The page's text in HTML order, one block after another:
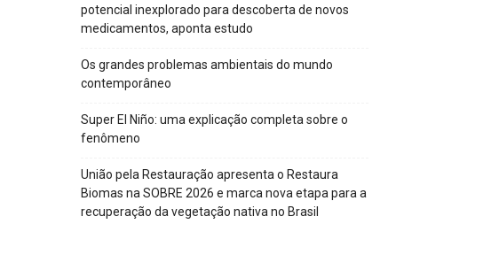
potencial inexplorado para descoberta de novos
medicamentos, aponta estudo
Os grandes problemas ambientais do mundo
contemporâneo
Super El Niño: uma explicação completa sobre o
fenômeno
União pela Restauração apresenta o Restaura
Biomas na SOBRE 2026 e marca nova etapa para a
recuperação da vegetação nativa no Brasil